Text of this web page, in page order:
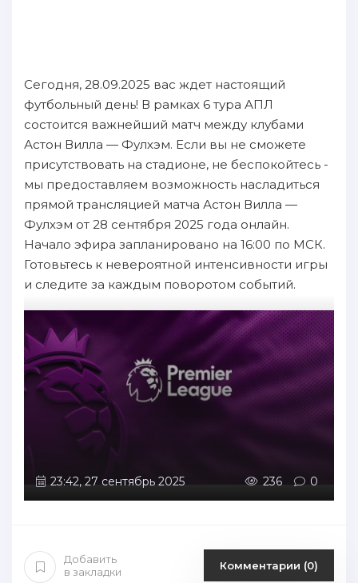
Сегодня, 28.09.2025 вас ждет настоящий
футбольный день! В рамках 6 тура АПЛ
состоится важнейший матч между клубами
Астон Вилла — Фулхэм. Если вы не сможете
присутствовать на стадионе, не беспокойтесь -
мы предоставляем возможность насладиться
прямой трансляцией матча Астон Вилла —
Фулхэм от 28 сентября 2025 года онлайн.
Начало эфира запланировано на 16:00 по МСК.
Готовьтесь к невероятной интенсивности игры
и следите за каждым поворотом событий.
23:42, 27 сентябрь 2025 236 0
Добавить
в закладки
Комментарии (0)